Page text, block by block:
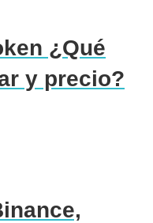
¿Qué
y precio?